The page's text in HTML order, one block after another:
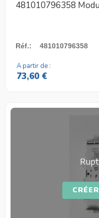
481010796358
Réf.: 481010796358
A partir de :
73,60 €